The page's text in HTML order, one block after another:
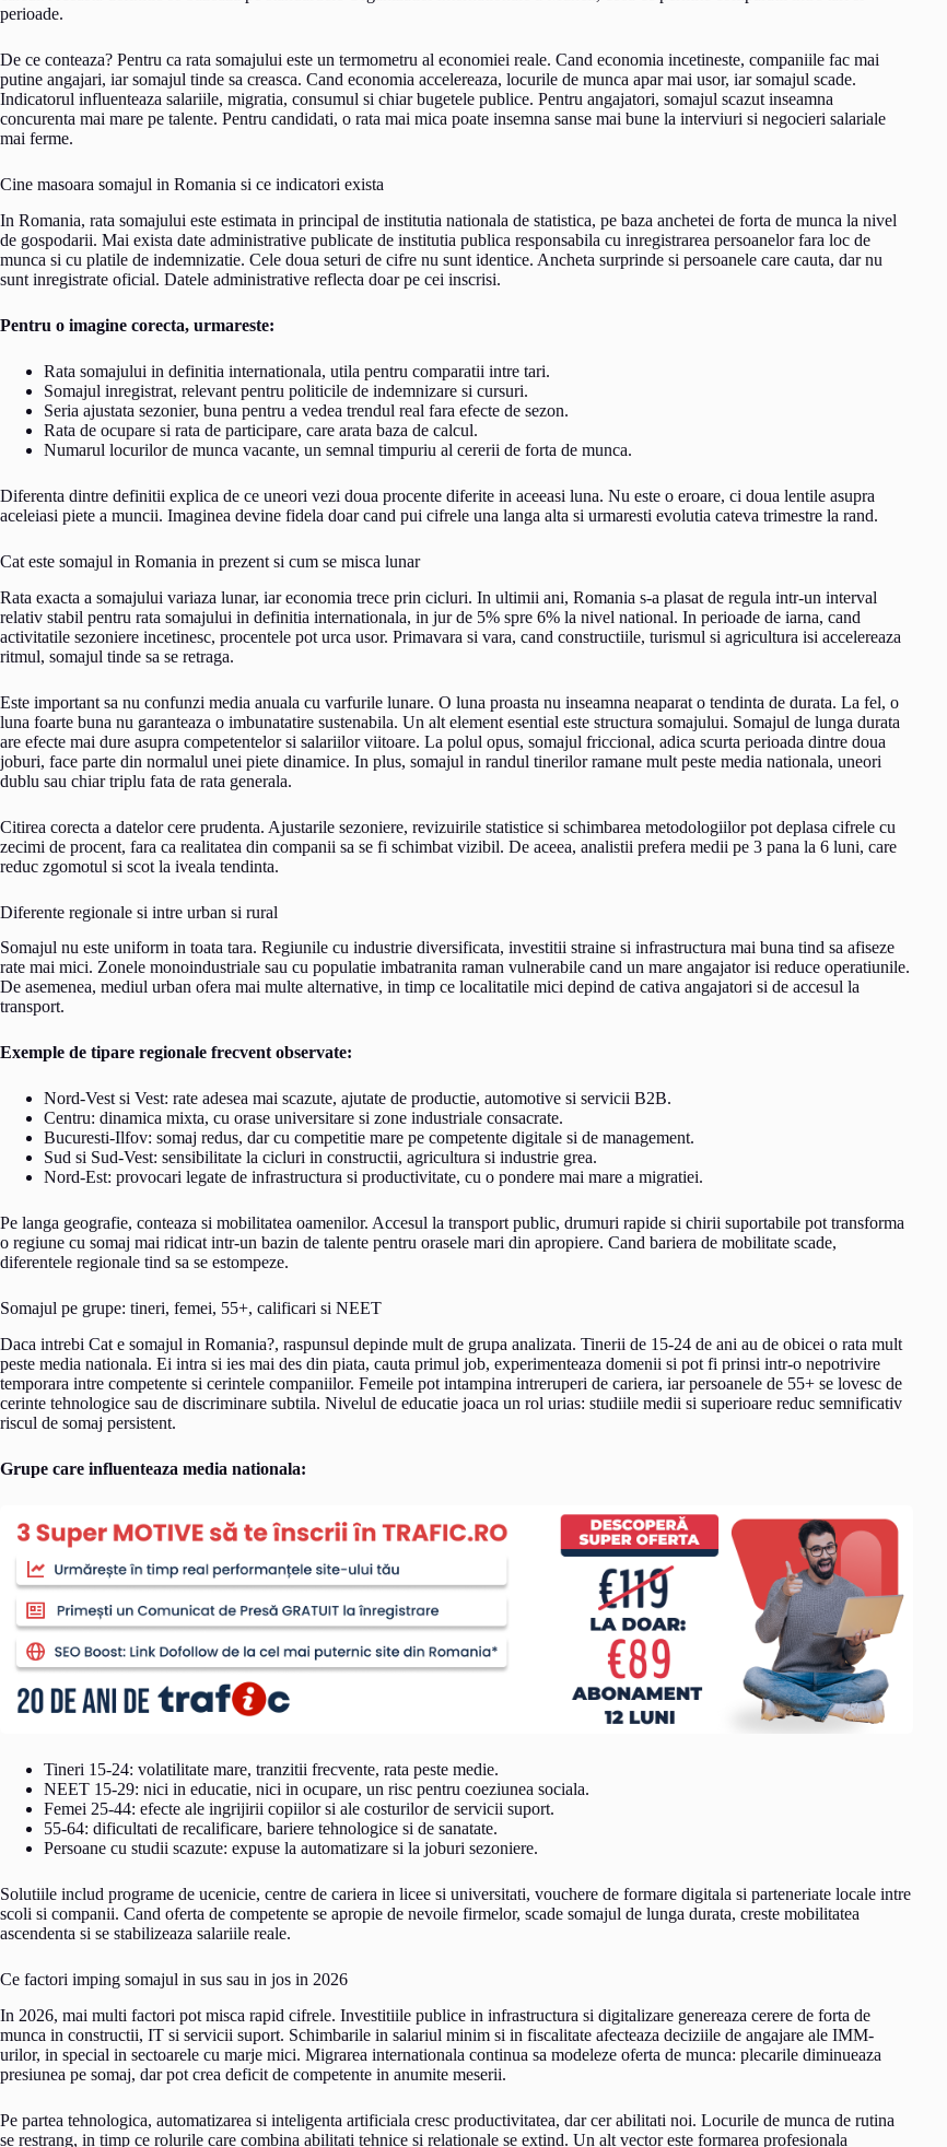
perioade.
De ce conteaza? Pentru ca rata somajului este un termometru al economiei reale. Cand economia incetineste, companiile fac mai
putine angajari, iar somajul tinde sa creasca. Cand economia accelereaza, locurile de munca apar mai usor, iar somajul scade.
Indicatorul influenteaza salariile, migratia, consumul si chiar bugetele publice. Pentru angajatori, somajul scazut inseamna
concurenta mai mare pe talente. Pentru candidati, o rata mai mica poate insemna sanse mai bune la interviuri si negocieri salariale
mai ferme.
Cine masoara somajul in Romania si ce indicatori exista
In Romania, rata somajului este estimata in principal de institutia nationala de statistica, pe baza anchetei de forta de munca la nivel
de gospodarii. Mai exista date administrative publicate de institutia publica responsabila cu inregistrarea persoanelor fara loc de
munca si cu platile de indemnizatie. Cele doua seturi de cifre nu sunt identice. Ancheta surprinde si persoanele care cauta, dar nu
sunt inregistrate oficial. Datele administrative reflecta doar pe cei inscrisi.
Pentru o imagine corecta, urmareste:
Rata somajului in definitia internationala, utila pentru comparatii intre tari.
Somajul inregistrat, relevant pentru politicile de indemnizare si cursuri.
Seria ajustata sezonier, buna pentru a vedea trendul real fara efecte de sezon.
Rata de ocupare si rata de participare, care arata baza de calcul.
Numarul locurilor de munca vacante, un semnal timpuriu al cererii de forta de munca.
Diferenta dintre definitii explica de ce uneori vezi doua procente diferite in aceeasi luna. Nu este o eroare, ci doua lentile asupra
aceleiasi piete a muncii. Imaginea devine fidela doar cand pui cifrele una langa alta si urmaresti evolutia cateva trimestre la rand.
Cat este somajul in Romania in prezent si cum se misca lunar
Rata exacta a somajului variaza lunar, iar economia trece prin cicluri. In ultimii ani, Romania s-a plasat de regula intr-un interval
relativ stabil pentru rata somajului in definitia internationala, in jur de 5% spre 6% la nivel national. In perioade de iarna, cand
activitatile sezoniere incetinesc, procentele pot urca usor. Primavara si vara, cand constructiile, turismul si agricultura isi accelereaza
ritmul, somajul tinde sa se retraga.
Este important sa nu confunzi media anuala cu varfurile lunare. O luna proasta nu inseamna neaparat o tendinta de durata. La fel, o
luna foarte buna nu garanteaza o imbunatatire sustenabila. Un alt element esential este structura somajului. Somajul de lunga durata
are efecte mai dure asupra competentelor si salariilor viitoare. La polul opus, somajul friccional, adica scurta perioada dintre doua
joburi, face parte din normalul unei piete dinamice. In plus, somajul in randul tinerilor ramane mult peste media nationala, uneori
dublu sau chiar triplu fata de rata generala.
Citirea corecta a datelor cere prudenta. Ajustarile sezoniere, revizuirile statistice si schimbarea metodologiilor pot deplasa cifrele cu
zecimi de procent, fara ca realitatea din companii sa se fi schimbat vizibil. De aceea, analistii prefera medii pe 3 pana la 6 luni, care
reduc zgomotul si scot la iveala tendinta.
Diferente regionale si intre urban si rural
Somajul nu este uniform in toata tara. Regiunile cu industrie diversificata, investitii straine si infrastructura mai buna tind sa afiseze
rate mai mici. Zonele monoindustriale sau cu populatie imbatranita raman vulnerabile cand un mare angajator isi reduce operatiunile.
De asemenea, mediul urban ofera mai multe alternative, in timp ce localitatile mici depind de cativa angajatori si de accesul la
transport.
Exemple de tipare regionale frecvent observate:
Nord-Vest si Vest: rate adesea mai scazute, ajutate de productie, automotive si servicii B2B.
Centru: dinamica mixta, cu orase universitare si zone industriale consacrate.
Bucuresti-Ilfov: somaj redus, dar cu competitie mare pe competente digitale si de management.
Sud si Sud-Vest: sensibilitate la cicluri in constructii, agricultura si industrie grea.
Nord-Est: provocari legate de infrastructura si productivitate, cu o pondere mai mare a migratiei.
Pe langa geografie, conteaza si mobilitatea oamenilor. Accesul la transport public, drumuri rapide si chirii suportabile pot transforma
o regiune cu somaj mai ridicat intr-un bazin de talente pentru orasele mari din apropiere. Cand bariera de mobilitate scade,
diferentele regionale tind sa se estompeze.
Somajul pe grupe: tineri, femei, 55+, calificari si NEET
Daca intrebi Cat e somajul in Romania?, raspunsul depinde mult de grupa analizata. Tinerii de 15-24 de ani au de obicei o rata mult
peste media nationala. Ei intra si ies mai des din piata, cauta primul job, experimenteaza domenii si pot fi prinsi intr-o nepotrivire
temporara intre competente si cerintele companiilor. Femeile pot intampina intreruperi de cariera, iar persoanele de 55+ se lovesc de
cerinte tehnologice sau de discriminare subtila. Nivelul de educatie joaca un rol urias: studiile medii si superioare reduc semnificativ
riscul de somaj persistent.
Grupe care influenteaza media nationala:
Tineri 15-24: volatilitate mare, tranzitii frecvente, rata peste medie.
NEET 15-29: nici in educatie, nici in ocupare, un risc pentru coeziunea sociala.
Femei 25-44: efecte ale ingrijirii copiilor si ale costurilor de servicii suport.
55-64: dificultati de recalificare, bariere tehnologice si de sanatate.
Persoane cu studii scazute: expuse la automatizare si la joburi sezoniere.
Solutiile includ programe de ucenicie, centre de cariera in licee si universitati, vouchere de formare digitala si parteneriate locale intre
scoli si companii. Cand oferta de competente se apropie de nevoile firmelor, scade somajul de lunga durata, creste mobilitatea
ascendenta si se stabilizeaza salariile reale.
Ce factori imping somajul in sus sau in jos in 2026
In 2026, mai multi factori pot misca rapid cifrele. Investitiile publice in infrastructura si digitalizare genereaza cerere de forta de
munca in constructii, IT si servicii suport. Schimbarile in salariul minim si in fiscalitate afecteaza deciziile de angajare ale IMM-
urilor, in special in sectoarele cu marje mici. Migrarea internationala continua sa modeleze oferta de munca: plecarile diminueaza
presiunea pe somaj, dar pot crea deficit de competente in anumite meserii.
Pe partea tehnologica, automatizarea si inteligenta artificiala cresc productivitatea, dar cer abilitati noi. Locurile de munca de rutina
se restrang, in timp ce rolurile care combina abilitati tehnice si relationale se extind. Un alt vector este formarea profesionala